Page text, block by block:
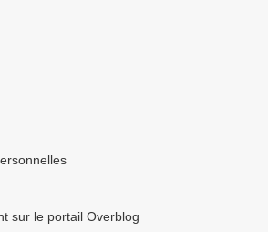
sur le portail Overblog